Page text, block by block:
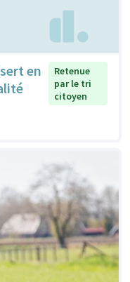
en
Retenue
par le tri
citoyen